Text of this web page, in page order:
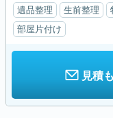
遺品整理 生前整理
部屋片付け
見積